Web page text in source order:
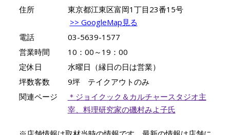
住所
東京都江東区富岡1丁目23番15号
>> GoogleMap見る
電話
03-5639-1577
営業時間
10：00～19：00
定休日
水曜日（縁日の日は営業）
坪数客数
9坪 テイクアウトのみ
関連ページ
＊ジョイクック＆カルチャースタジオ主
宰、料理研究家の磯村みよ子氏